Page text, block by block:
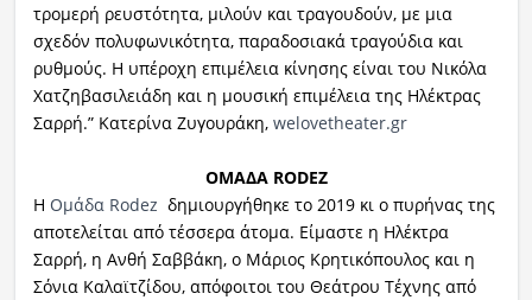
τρομερή ρευστότητα, μιλούν και τραγουδούν, με μια
σχεδόν πολυφωνικότητα, παραδοσιακά τραγούδια και
ρυθμούς. Η υπέροχη επιμέλεια κίνησης είναι του Νικόλα
Χατζηβασιλειάδη και η μουσική επιμέλεια της Ηλέκτρας
Σαρρή.” Κατερίνα Ζυγουράκη, welovetheater.gr
ΟΜΑΔΑ RODEZ
Η Oμάδα Rodez δημιουργήθηκε το 2019 κι ο πυρήνας της
αποτελείται από τέσσερα άτομα. Είμαστε η Ηλέκτρα
Σαρρή, η Ανθή Σαββάκη, ο Μάριος Κρητικόπουλος και η
Σόνια Καλαϊτζίδου, απόφοιτοι του Θεάτρου Τέχνης από